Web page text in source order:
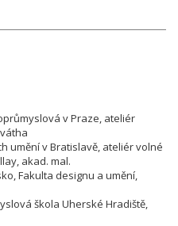
v Praze, ateliér
umění v Bratislavě, ateliér volné
akad. mal.
Fakulta designu a umění,
škola Uherské Hradiště,